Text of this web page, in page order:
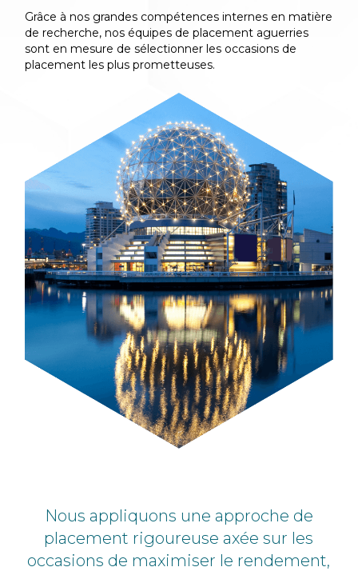
Grâce à nos grandes compétences internes en matière
de recherche, nos équipes de placement aguerries
sont en mesure de sélectionner les occasions de
placement les plus prometteuses.
Nous appliquons une approche de
placement rigoureuse axée sur les
occasions de maximiser le rendement,